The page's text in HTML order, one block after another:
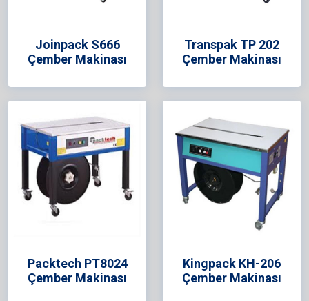
Joinpack S666
Çember Makinası
Transpak TP 202
Çember Makinası
Packtech PT8024
Çember Makinası
Kingpack KH-206
Çember Makinası